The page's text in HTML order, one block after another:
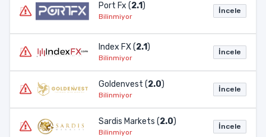
Port Fx (2.1)
Bilinmiyor
İncele
Index FX (2.1)
Bilinmiyor
İncele
Goldenvest (2.0)
Bilinmiyor
İncele
Sardis Markets (2.0)
Bilinmiyor
İncele